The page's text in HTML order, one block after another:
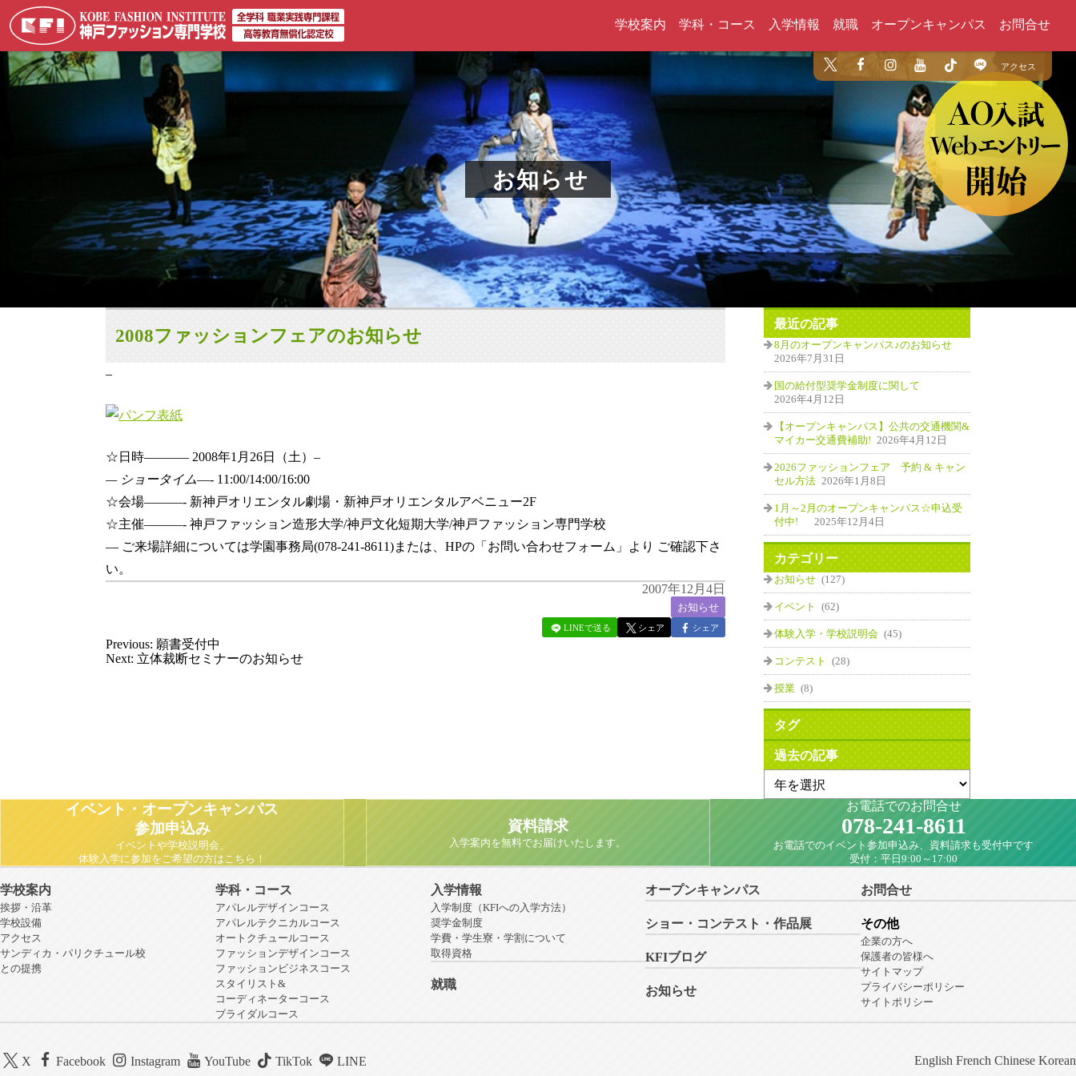
学校案内 学科・コース 入学情報 就職 オープンキャンパス お問合せ
アクセス
お知らせ
2008ファッションフェアのお知らせ
–
☆日時———– 2008年1月26日（土）–
— ショータイム—- 11:00/14:00/16:00
☆会場———- 新神戸オリエンタル劇場・新神戸オリエンタルアベニュー2F
☆主催———- 神戸ファッション造形大学/神戸文化短期大学/神戸ファッション専門学校
— ご来場詳細については学園事務局(078-241-8611)または、HPの「お問い合わせフォーム」より ご確認下さ
い。
2007年12月4日
お知らせ
LINEで送る シェア シェア
Previous: 願書受付中
Next: 立体裁断セミナーのお知らせ
最近の記事
8月のオープンキャンパス♪のお知らせ
2026年7月31日
国の給付型奨学金制度に関して
2026年4月12日
【オープンキャンパス】公共の交通機関&
マイカー交通費補助! 2026年4月12日
2026ファッションフェア 予約 & キャン
セル方法 2026年1月8日
1月～2月のオープンキャンパス☆申込受
付中!
2025年12月4日
カテゴリー
お知らせ (127)
イベント (62)
体験入学・学校説明会 (45)
コンテスト (28)
授業 (8)
タグ
過去の記事
イベント・オープンキャンパス
参加申込み
イベントや学校説明会、
体験入学に参加をご希望の方はこちら！
資料請求
入学案内を無料でお届けいたします。
お電話でのお問合せ
078-241-8611
お電話でのイベント参加申込み、資料請求も受付中です
受付：平日9:00～17:00
学校案内
挨拶・沿革
学校設備
アクセス
サンディカ・パリクチュール校
との提携
学科・コース
アパレルデザインコース
アパレルテクニカルコース
オートクチュールコース
ファッションデザインコース
ファッションビジネスコース
スタイリスト&
コーディネーターコース
ブライダルコース
入学情報
入学制度（KFIへの入学方法）
奨学金制度
学費・学生寮・学割について
取得資格
就職
オープンキャンパス
ショー・コンテスト・作品展
KFIブログ
お知らせ
お問合せ
その他
企業の方へ
保護者の皆様へ
サイトマップ
プライバシーポリシー
サイトポリシー
X Facebook Instagram YouTube TikTok LINE English French Chinese Korean